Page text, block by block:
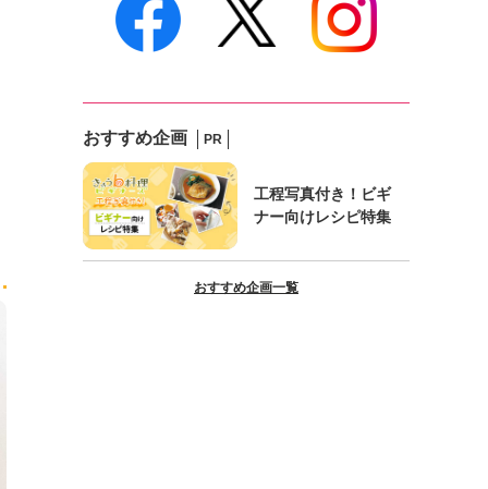
おすすめ企画 PR
工程写真付き！ビギ
ナー向けレシピ特集
おすすめ企画一覧